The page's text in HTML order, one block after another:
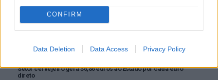
CONFIRM
Data Deletion Data Access Privacy Policy
Setor cervejeiro gera 36,86 euros ao Estado por cada euro
direto